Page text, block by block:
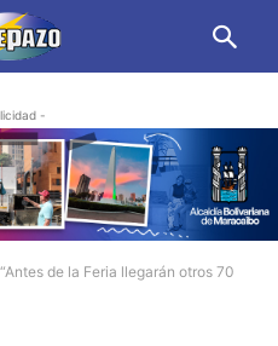
-
de la Feria llegarán otros 70